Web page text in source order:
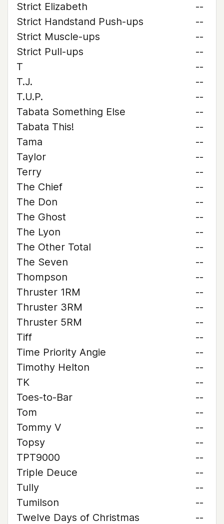
Strict Elizabeth
--
Strict Handstand Push-ups
--
Strict Muscle-ups
--
Strict Pull-ups
--
T
--
T.J.
--
T.U.P.
--
Tabata Something Else
--
Tabata This!
--
Tama
--
Taylor
--
Terry
--
The Chief
--
The Don
--
The Ghost
--
The Lyon
--
The Other Total
--
The Seven
--
Thompson
--
Thruster 1RM
--
Thruster 3RM
--
Thruster 5RM
--
Tiff
--
Time Priority Angie
--
Timothy Helton
--
TK
--
Toes-to-Bar
--
Tom
--
Tommy V
--
Topsy
--
TPT9000
--
Triple Deuce
--
Tully
--
Tumilson
--
Twelve Days of Christmas
--